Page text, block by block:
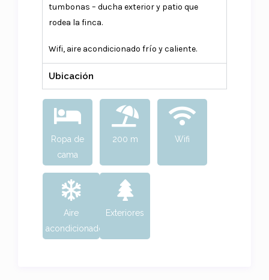
tumbonas – ducha exterior y patio que
rodea la finca.
Wifi, aire acondicionado frío y caliente.
Ubicación
Ropa de
cama
200 m Wifi
Aire
acondicionado
Exteriores